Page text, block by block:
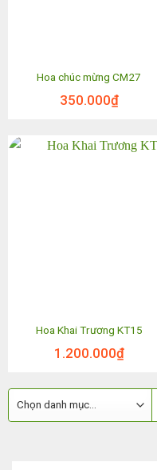
Hoa chúc mừng CM27
350.000₫
Hoa Khai Trương KT15
1.200.000₫